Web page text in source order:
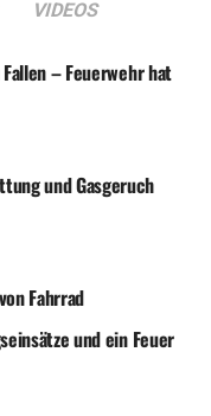
VIDEOS
– Feuerwehr hat
und Gasgeruch
Fahrrad
und ein Feuer